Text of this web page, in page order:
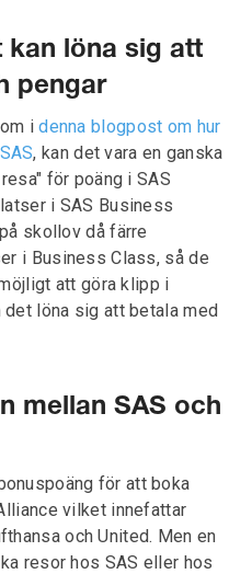
kan löna sig att
pengar
idenna blogpost om hur
, kan det vara en ganska
för poäng i SAS
i SAS Business
skollov då färre
i Business Class, så de
att göra klipp i
det löna sig att betala med
mellan SAS och
för att boka
vilket innefattar
och United. Men en
resor hos SAS eller hos